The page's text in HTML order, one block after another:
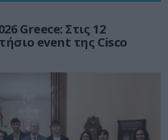
Στις 12
event της Cisco